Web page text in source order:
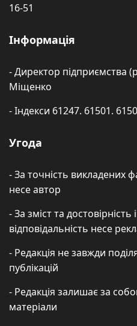
16-51
Інформація
- Директор підприємства
Міщенко
- Індекси 61247. 61501.
Угода
- За точність викладених
несе автор
- За зміст та
відповідальність несе
- Редакція не завжди
публікацій
- Редакція залишає за
матеріали